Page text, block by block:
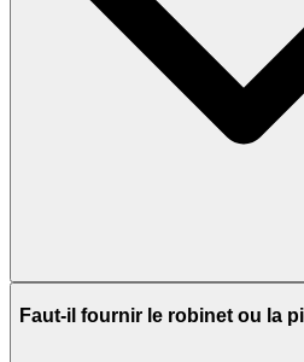
Faut-il fournir le robinet ou la